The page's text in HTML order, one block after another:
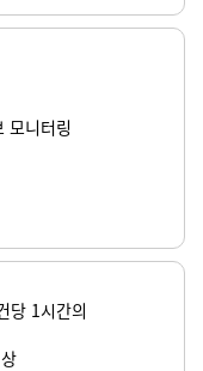
모니터링
당 1시간의